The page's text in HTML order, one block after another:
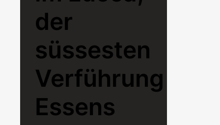
der
süssesten
Verführung
Essens